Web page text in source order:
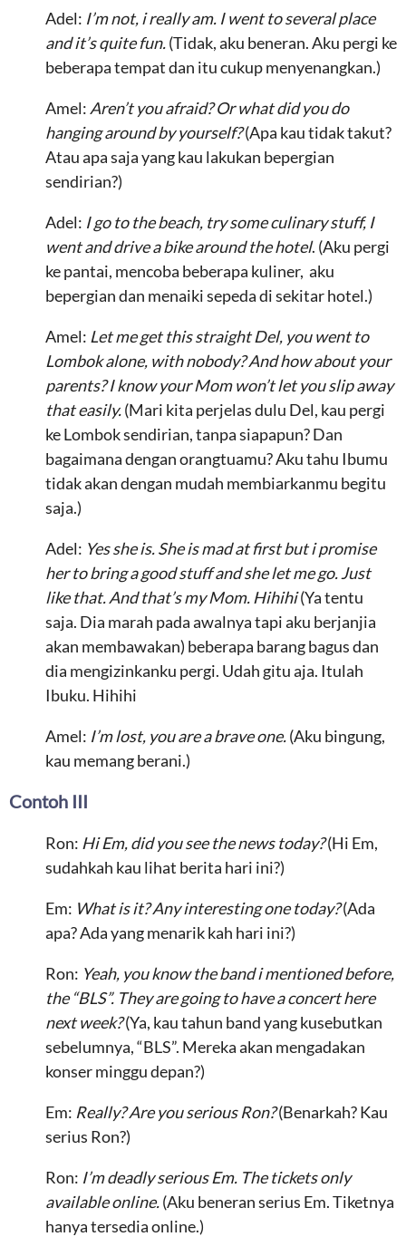
Adel: I’m not, i really am. I went to several place
and it’s quite fun.(Tidak, aku beneran. Aku pergi ke
beberapa tempat dan itu cukup menyenangkan.)
Amel: Aren’t you afraid? Or what did you do
hanging around by yourself?(Apa kau tidak takut?
Atau apa saja yang kau lakukan bepergian
sendirian?)
Adel: I go to the beach, try some culinary stuff, I
went and drive a bike around the hotel. (Aku pergi
ke pantai, mencoba beberapa kuliner, aku
bepergian dan menaiki sepeda di sekitar hotel.)
Amel: Let me get this straight Del, you went to
Lombok alone, with nobody? And how about your
parents? I know your Mom won’t let you slip away
that easily.(Mari kita perjelas dulu Del, kau pergi
ke Lombok sendirian, tanpa siapapun? Dan
bagaimana dengan orangtuamu? Aku tahu Ibumu
tidak akan dengan mudah membiarkanmu begitu
saja.)
Adel: Yes she is. She is mad at first but i promise
her to bring a good stuff and she let me go. Just
like that. And that’s my Mom. Hihihi(Ya tentu
saja. Dia marah pada awalnya tapi aku berjanjia
akan membawakan) beberapa barang bagus dan
dia mengizinkanku pergi. Udah gitu aja. Itulah
Ibuku. Hihihi
Amel: I’m lost, you are a brave one.(Aku bingung,
kau memang berani.)
Contoh III
Ron: Hi Em, did you see the news today?(Hi Em,
sudahkah kau lihat berita hari ini?)
Em: What is it? Any interesting one today?(Ada
apa? Ada yang menarik kah hari ini?)
Ron: Yeah, you know the band i mentioned before,
the “BLS”. They are going to have a concert here
next week?(Ya, kau tahun band yang kusebutkan
sebelumnya, “BLS”. Mereka akan mengadakan
konser minggu depan?)
Em: Really? Are you serious Ron?(Benarkah? Kau
serius Ron?)
Ron: I’m deadly serious Em. The tickets only
available online.(Aku beneran serius Em. Tiketnya
hanya tersedia online.)